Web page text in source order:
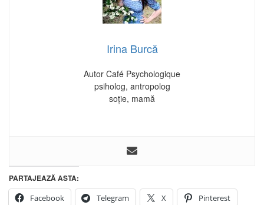
Irina Burcă
Autor Café Psychologique
psiholog, antropolog
soție, mamă
PARTAJEAZĂ ASTA:
Facebook
Telegram X Pinterest